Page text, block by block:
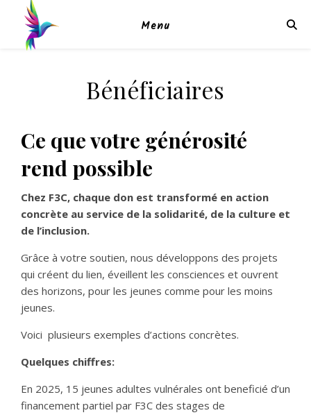
Menu
Bénéficiaires
Ce que votre générosité
rend possible
Chez F3C, chaque don est transformé en action
concrète au service de la solidarité, de la culture et
de l’inclusion.
Grâce à votre soutien, nous développons des projets
qui créent du lien, éveillent les consciences et ouvrent
des horizons, pour les jeunes comme pour les moins
jeunes.
Voici plusieurs exemples d’actions concrètes.
Quelques chiffres:
En 2025, 15 jeunes adultes vulnérales ont beneficié d’un
financement partiel par F3C des stages de